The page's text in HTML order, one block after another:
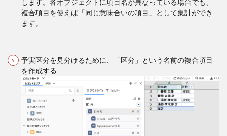
します。各オブジェクトに項目名が異なっている場合でも、
複合項目を使えば「同じ意味合いの項目」として集計ができ
ます。
予実区分を見分けるために、「区分」という名前の複合項目
を作成する